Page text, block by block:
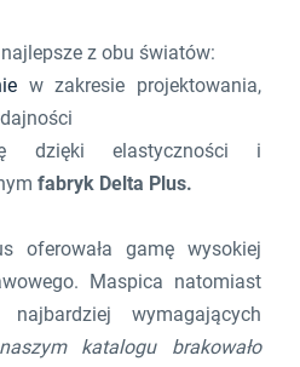
z obu światów:
w zakresie projektowania,
dzięki elastyczności i
fabryk Delta Plus.
oferowała gamę wysokiej
Maspica natomiast
najbardziej wymagających
katalogu brakowało